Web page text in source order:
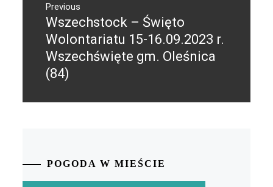
wpisuPrevious
Previous
post:
Wszechstock – Święto
Wolontariatu 15-16.09.2023 r.
Wszechświęte gm. Oleśnica
(84)
POGODA W MIEŚCIE